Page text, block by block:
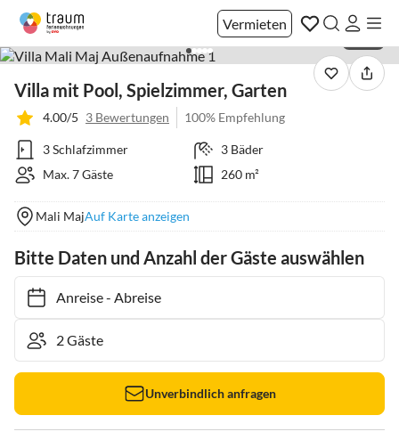
Vermieten
Villa mit Pool, Spielzimmer, Garten
4.00/5 3 Bewertungen 100% Empfehlung
3 Schlafzimmer
3 Bäder
Max. 7 Gäste
260 m²
Mali MajAuf Karte anzeigen
Bitte Daten und Anzahl der Gäste auswählen
Anreise- Abreise
Unverbindlich anfragen